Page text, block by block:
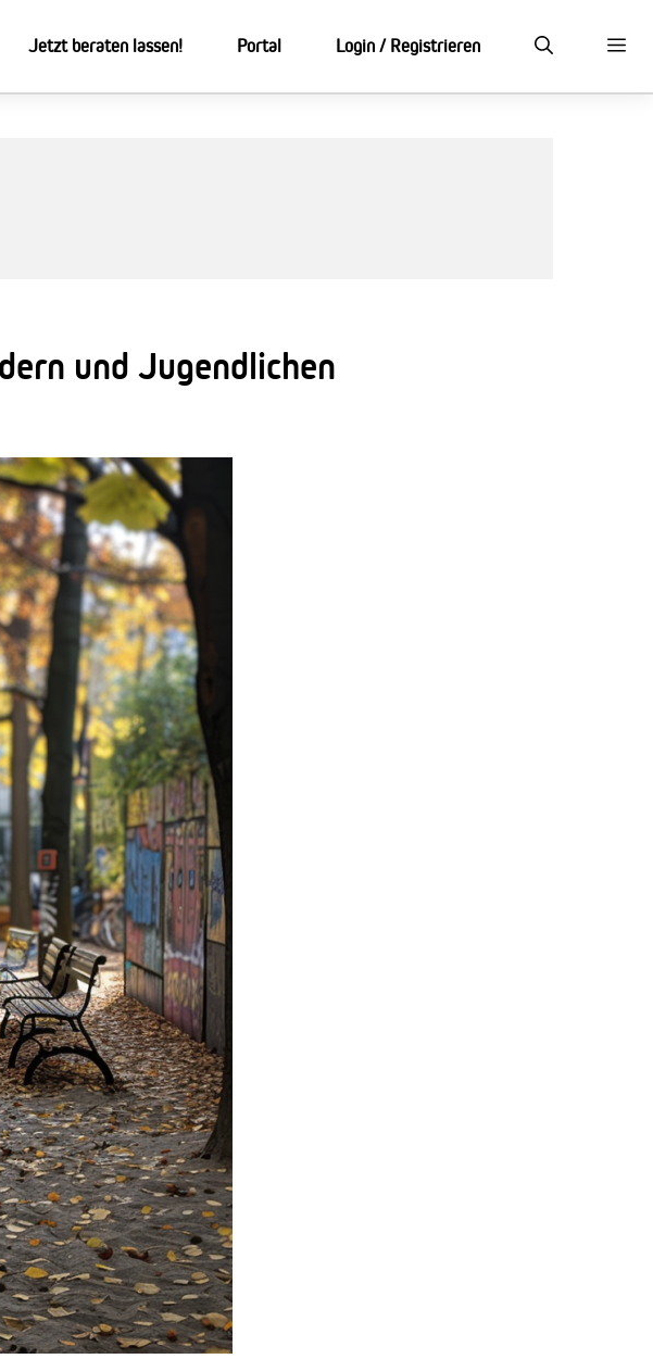
Jetzt beraten lassen! Portal Login / Registrieren
und Jugendlichen